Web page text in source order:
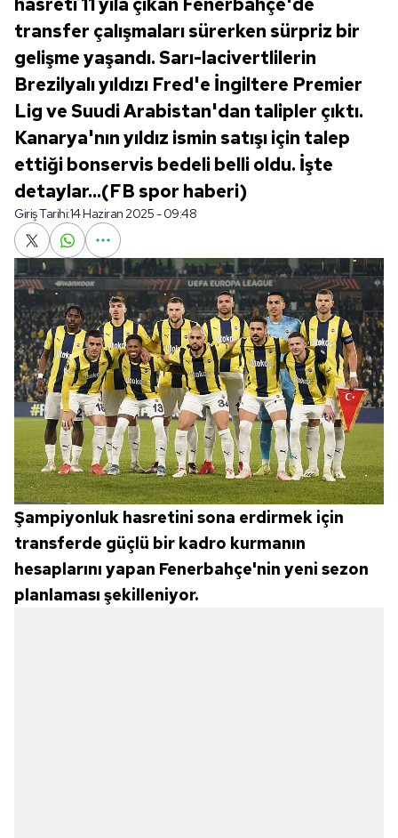
transfer çalışmaları sürerken sürpriz bir
gelişme yaşandı. Sarı-lacivertlilerin
Brezilyalı yıldızı Fred'e İngiltere Premier
Lig ve Suudi Arabistan'dan talipler çıktı.
Kanarya'nın yıldız ismin satışı için talep
ettiği bonservis bedeli belli oldu. İşte
detaylar...(FB spor haberi)
Giriş Tarihi:14 Haziran 2025 - 09:48
Şampiyonluk hasretini sona erdirmek için
transferde güçlü bir kadro kurmanın
hesaplarını yapan Fenerbahçe'nin yeni sezon
planlaması şekilleniyor.